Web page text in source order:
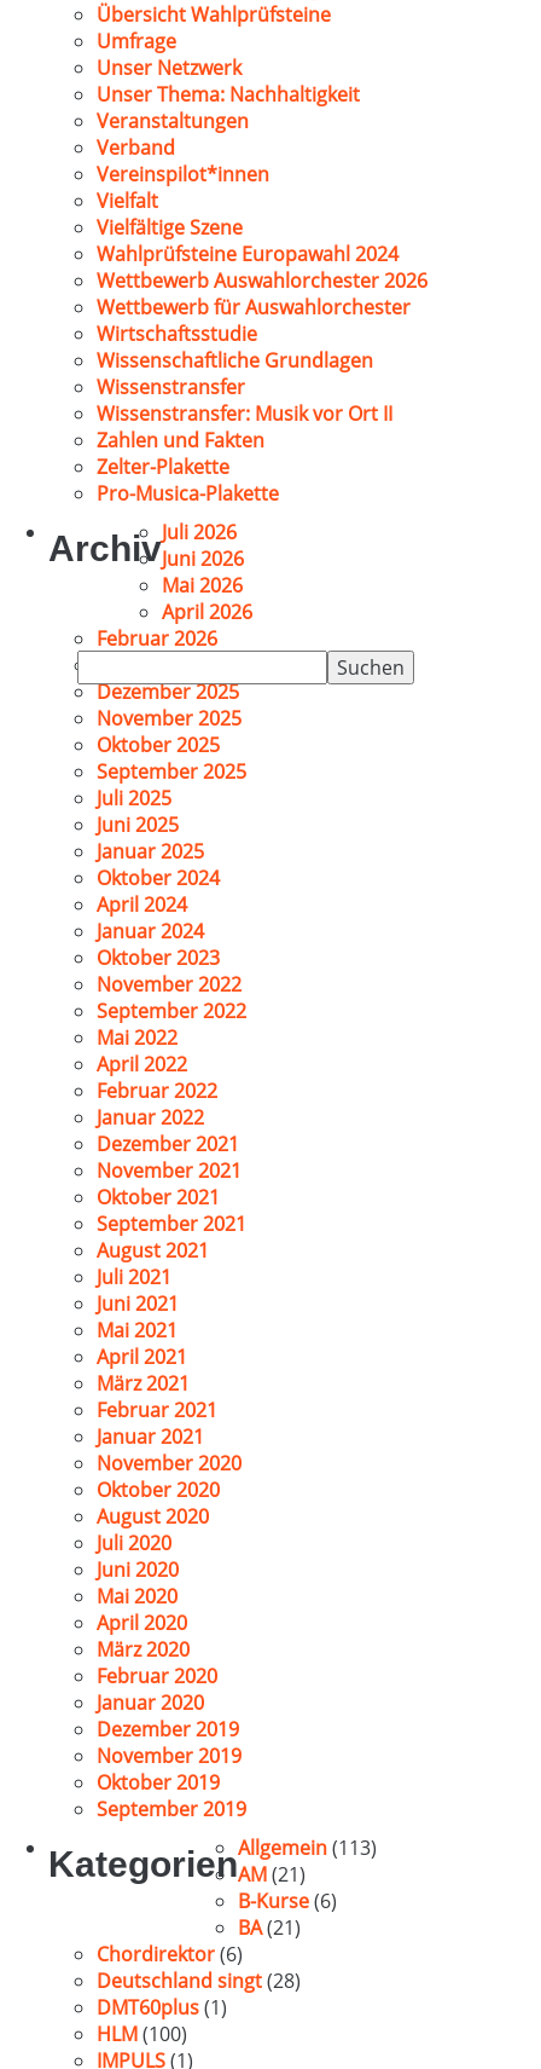
Suchen
nach:
Übersicht Wahlprüfsteine
Umfrage
Unser Netzwerk
Unser Thema: Nachhaltigkeit
Veranstaltungen
Verband
Vereinspilot*innen
Vielfalt
Vielfältige Szene
Wahlprüfsteine Europawahl 2024
Wettbewerb Auswahlorchester 2026
Wettbewerb für Auswahlorchester
Wirtschaftsstudie
Wissenschaftliche Grundlagen
Wissenstransfer
Wissenstransfer: Musik vor Ort II
Zahlen und Fakten
Zelter-Plakette
Pro-Musica-Plakette
ArchivJuli 2026
Juni 2026
Mai 2026
April 2026
Februar 2026
Dezember 2025
November 2025
Oktober 2025
September 2025
Juli 2025
Juni 2025
Januar 2025
Oktober 2024
April 2024
Januar 2024
Oktober 2023
November 2022
September 2022
Mai 2022
April 2022
Februar 2022
Januar 2022
Dezember 2021
November 2021
Oktober 2021
September 2021
August 2021
Juli 2021
Juni 2021
Mai 2021
April 2021
März 2021
Februar 2021
Januar 2021
November 2020
Oktober 2020
August 2020
Juli 2020
Juni 2020
Mai 2020
April 2020
März 2020
Februar 2020
Januar 2020
Dezember 2019
November 2019
Oktober 2019
September 2019
KategorienAllgemein(113)
AM(21)
B-Kurse(6)
BA(21)
Chordirektor(6)
Deutschland singt(28)
DMT60plus(1)
HLM(100)
IMPULS(1)